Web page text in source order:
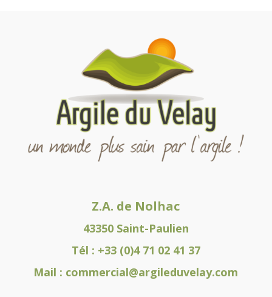
Z.A. de Nolhac
43350 Saint-Paulien
Tél : +33 (0)4 71 02 41 37
Mail : commercial@argileduvelay.com